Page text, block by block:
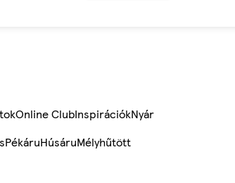
Online ClubInspirációkNyár
PékáruHúsáruMélyhűtött